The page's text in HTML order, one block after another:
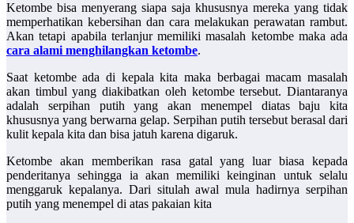
Ketombe bisa menyerang siapa saja khususnya mereka yang tidak
memperhatikan kebersihan dan cara melakukan perawatan rambut.
Akan tetapi apabila terlanjur memiliki masalah ketombe maka ada
cara alami menghilangkan ketombe.
Saat ketombe ada di kepala kita maka berbagai macam masalah
akan timbul yang diakibatkan oleh ketombe tersebut. Diantaranya
adalah serpihan putih yang akan menempel diatas baju kita
khususnya yang berwarna gelap. Serpihan putih tersebut berasal dari
kulit kepala kita dan bisa jatuh karena digaruk.
Ketombe akan memberikan rasa gatal yang luar biasa kepada
penderitanya sehingga ia akan memiliki keinginan untuk selalu
menggaruk kepalanya. Dari situlah awal mula hadirnya serpihan
putih yang menempel di atas pakaian kita